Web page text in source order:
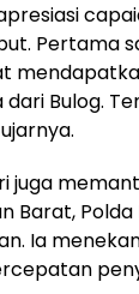
Pertama
Bulog.
juga
Barat,
Ia